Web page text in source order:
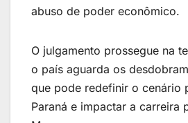
abuso de poder econômico.
O julgamento prossegue na
o país aguarda os
que pode redefinir o cenário
Paraná e impactar a carreira